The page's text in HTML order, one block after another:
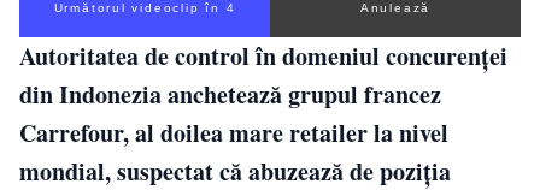
Următorul videoclip în 3 Anulează
Autoritatea de control în domeniul concurenţei
din Indonezia anchetează grupul francez
Carrefour, al doilea mare retailer la nivel
mondial, suspectat că abuzează de poziţia